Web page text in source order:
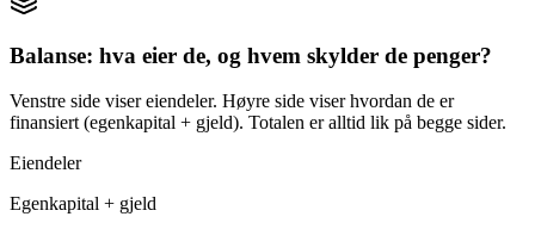
Balanse: hva eier de, og hvem skylder de penger?
Venstre side viser eiendeler. Høyre side viser hvordan de er
finansiert (egenkapital + gjeld). Totalen er alltid lik på begge sider.
Eiendeler
Egenkapital + gjeld